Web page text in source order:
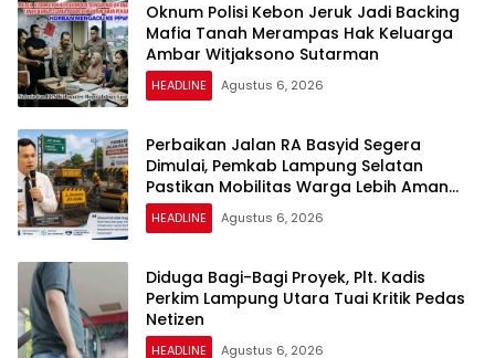
Oknum Polisi Kebon Jeruk Jadi Backing
Mafia Tanah Merampas Hak Keluarga
Ambar Witjaksono Sutarman
HEADLINE Agustus 6, 2026
Perbaikan Jalan RA Basyid Segera
Dimulai, Pemkab Lampung Selatan
Pastikan Mobilitas Warga Lebih Aman
dan Nyaman
HEADLINE Agustus 6, 2026
Diduga Bagi-Bagi Proyek, Plt. Kadis
Perkim Lampung Utara Tuai Kritik Pedas
Netizen
HEADLINE Agustus 6, 2026